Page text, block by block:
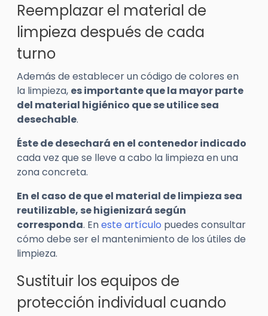
Reemplazar el material de
limpieza después de cada
turno
Además de establecer un código de colores en
la limpieza, es importante que la mayor parte
del material higiénico que se utilice sea
desechable.
Éste de desechará en el contenedor indicado
cada vez que se lleve a cabo la limpieza en una
zona concreta.
En el caso de que el material de limpieza sea
reutilizable, se higienizará según
corresponda. Eneste artículo puedes consultar
cómo debe ser el mantenimiento de los útiles de
limpieza.
Sustituir los equipos de
protección individual cuando